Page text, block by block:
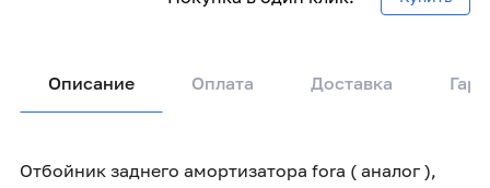
Описание Оплата Доставка
Отбойник заднего амортизатора fora ( аналог ),